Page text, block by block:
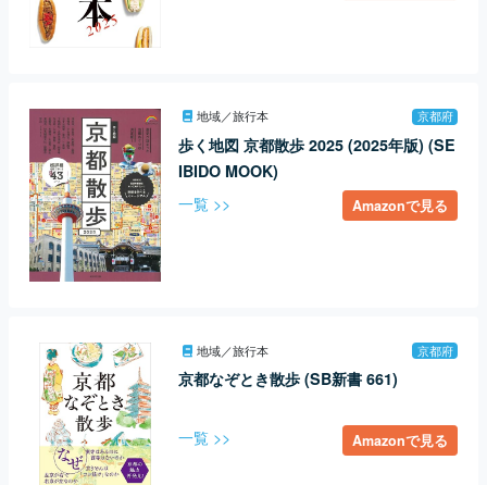
地域／旅行本 京都府
歩く地図 京都散歩 2025 (2025年版) (SE
IBIDO MOOK)
一覧 >> Amazonで見る
地域／旅行本 京都府
京都なぞとき散歩 (SB新書 661)
一覧 >> Amazonで見る